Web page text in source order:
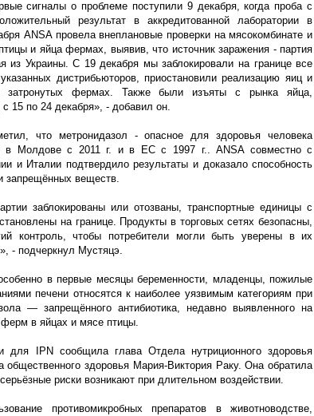
сигналы о проблеме поступили 9 декабря, когда проба с
результат в аккредитованной лаборатории в
ANSA провела внеплановые проверки на мясокомбинате и
и яйца фермах, выявив, что источник заражения - партия
из Украины. С 19 декабря мы заблокировали на границе все
дистрибьюторов, приостановили реализацию яиц и
затронутых фермах. Также были изъяты с рынка яйца,
15 по 24 декабря», - добавил он.
что метронидазол - опасное для здоровья человека
в Молдове с 2011 г. и в ЕС с 1997 г.. ANSA совместно с
и Италии подтвердило результаты и доказало способность
запрещённых веществ.
заблокированы или отозваны, транспортные единицы с
на границе. Продукты в торговых сетях безопасны,
контроль, чтобы потребители могли быть уверены в их
- подчеркнул Мустяцэ.
в первые месяцы беременности, младенцы, пожилые
печени относятся к наиболее уязвимым категориям при
— запрещённого антибиотика, недавно выявленного на
в яйцах и мясе птицы.
для IPN сообщила глава Отдела нутриционного здоровья
общественного здоровья Мария-Виктория Раку. Она обратила
риски возникают при длительном воздействии.
противомикробных препаратов в животноводстве,